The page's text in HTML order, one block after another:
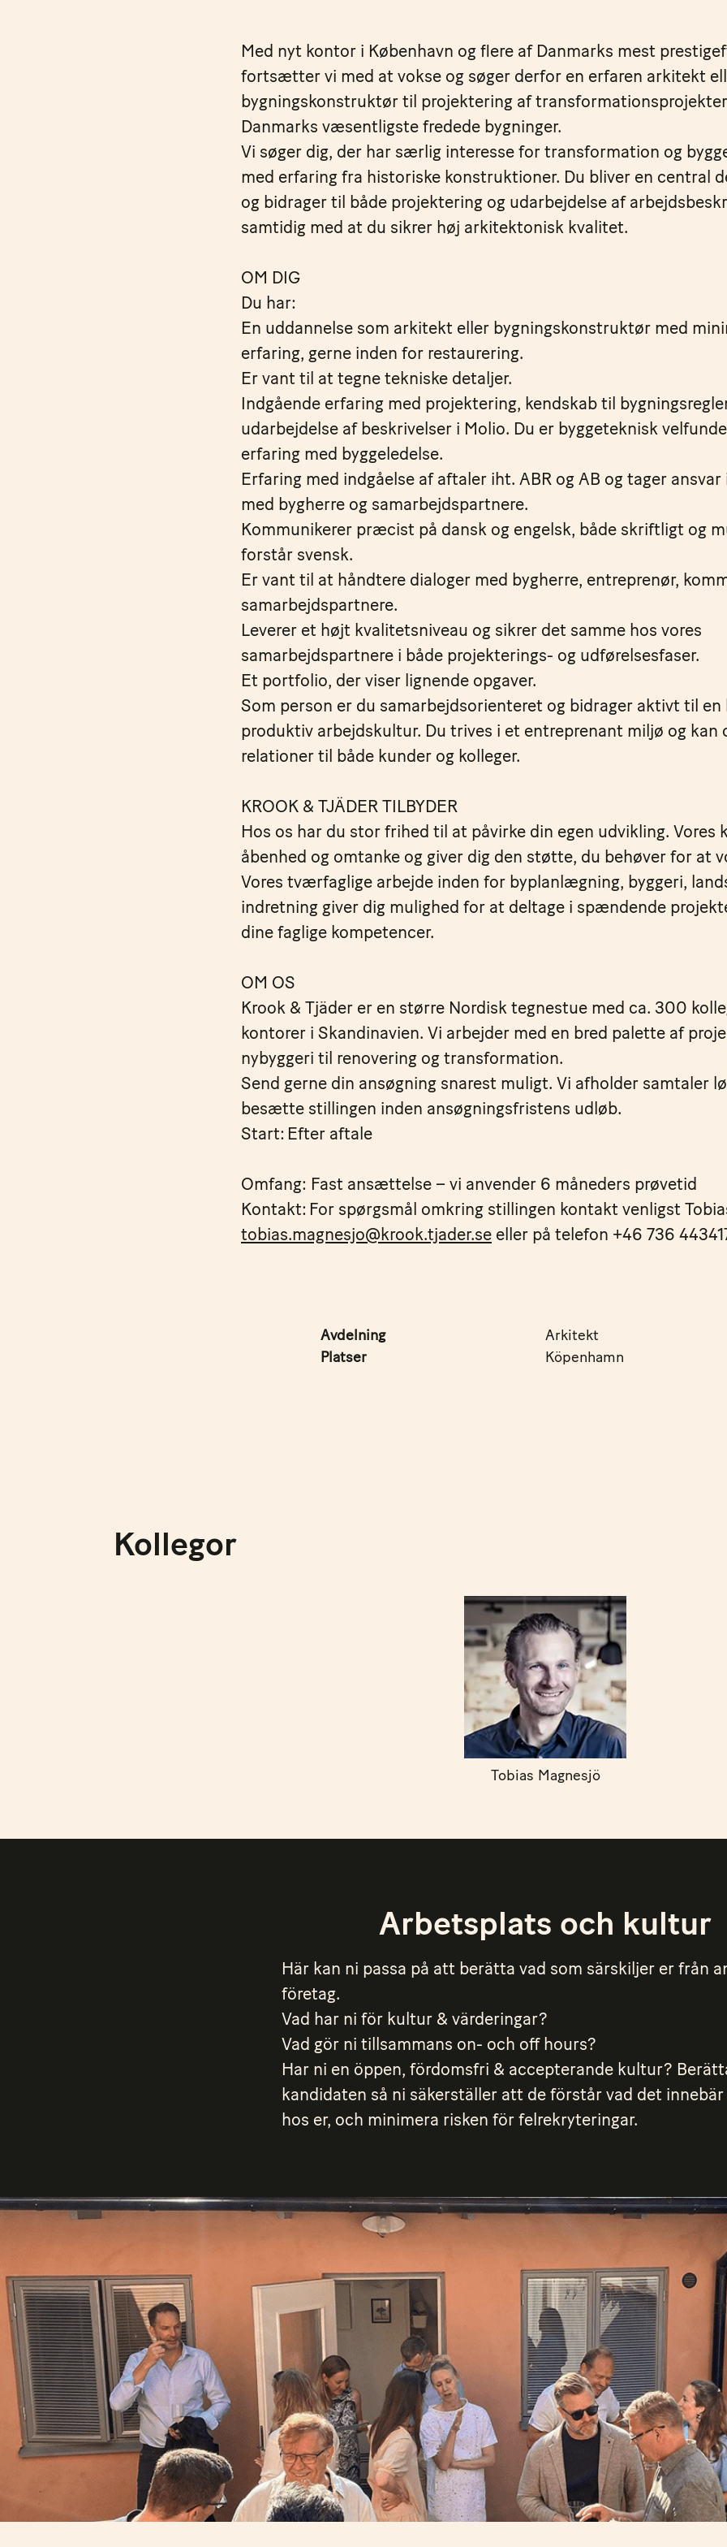
Med nyt kontor i København og flere af Danmarks mest
fortsætter vi med at vokse og søger derfor en erfaren arkitekt
bygningskonstruktør til projektering af
Danmarks væsentligste fredede bygninger.
Vi søger dig, der har særlig interesse for transformation og
med erfaring fra historiske konstruktioner. Du bliver en central
og bidrager til både projektering og udarbejdelse af
samtidig med at du sikrer høj arkitektonisk kvalitet.
OM DIG
Du har:
En uddannelse som arkitekt eller bygningskonstruktør med
erfaring, gerne inden for restaurering.
Er vant til at tegne tekniske detaljer.
Indgående erfaring med projektering, kendskab til
udarbejdelse af beskrivelser i Molio. Du er byggeteknisk
erfaring med byggeledelse.
Erfaring med indgåelse af aftaler iht. ABR og AB og tager
med bygherre og samarbejdspartnere.
Kommunikerer præcist på dansk og engelsk, både skriftligt og
forstår svensk.
Er vant til at håndtere dialoger med bygherre, entreprenør,
samarbejdspartnere.
Leverer et højt kvalitetsniveau og sikrer det samme hos vores
samarbejdspartnere i både projekterings- og udførelsesfaser.
Et portfolio, der viser lignende opgaver.
Som person er du samarbejdsorienteret og bidrager aktivt til en
produktiv arbejdskultur. Du trives i et entreprenant miljø og kan
relationer til både kunder og kolleger.
KROOK & TJÄDER TILBYDER
Hos os har du stor frihed til at påvirke din egen udvikling. Vores
åbenhed og omtanke og giver dig den støtte, du behøver for at
Vores tværfaglige arbejde inden for byplanlægning, byggeri,
indretning giver dig mulighed for at deltage i spændende
dine faglige kompetencer.
OM OS
Krook & Tjäder er en større Nordisk tegnestue med ca. 300
kontorer i Skandinavien. Vi arbejder med en bred palette af
nybyggeri til renovering og transformation.
Send gerne din ansøgning snarest muligt. Vi afholder samtaler
besætte stillingen inden ansøgningsfristens udløb.
Start: Efter aftale
Omfang: Fast ansættelse – vi anvender 6 måneders prøvetid
Kontakt: For spørgsmål omkring stillingen kontakt venligst
tobias.magnesjo@krook.tjader.se eller på telefon +46 736
Avdelning
Arkitekt
Platser
Köpenhamn
Kollegor
Tobias Magnesjö
Arbetsplats och kultur
Här kan ni passa på att berätta vad som särskiljer er från
företag.
Vad har ni för kultur & värderingar?
Vad gör ni tillsammans on- och off hours?
Har ni en öppen, fördomsfri & accepterande kultur?
kandidaten så ni säkerställer att de förstår vad det
hos er, och minimera risken för felrekryteringar.